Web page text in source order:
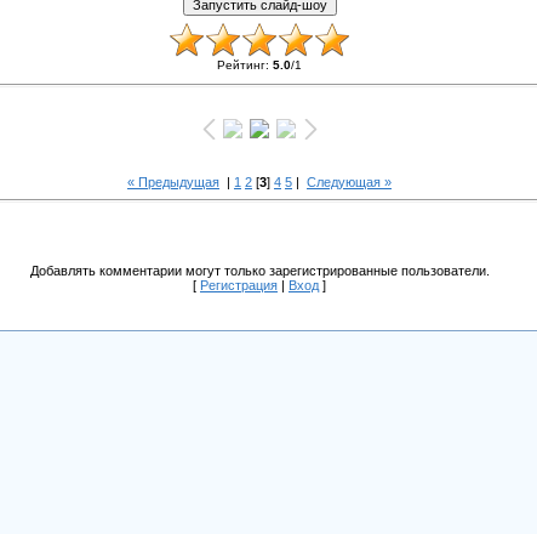
Рейтинг: 5.0/1
« Предыдущая | 1 2 [3] 4 5 | Следующая »
Добавлять комментарии могут только зарегистрированные пользователи.
[ Регистрация Вход ]